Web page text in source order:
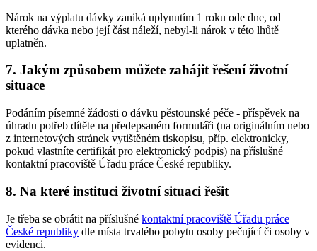
Nárok na výplatu dávky zaniká uplynutím 1 roku ode dne, od
kterého dávka nebo její část náleží, nebyl-li nárok v této lhůtě
uplatněn.
7. Jakým způsobem můžete zahájit řešení životní
situace
Podáním písemné žádosti o dávku pěstounské péče - příspěvek na
úhradu potřeb dítěte na předepsaném formuláři (na originálním nebo
z internetových stránek vytištěném tiskopisu, příp. elektronicky,
pokud vlastníte certifikát pro elektronický podpis) na příslušné
kontaktní pracoviště Úřadu práce České republiky.
8. Na které instituci životní situaci řešit
Je třeba se obrátit na příslušné kontaktní pracoviště Úřadu práce
České republiky dle místa trvalého pobytu osoby pečující či osoby v
evidenci.